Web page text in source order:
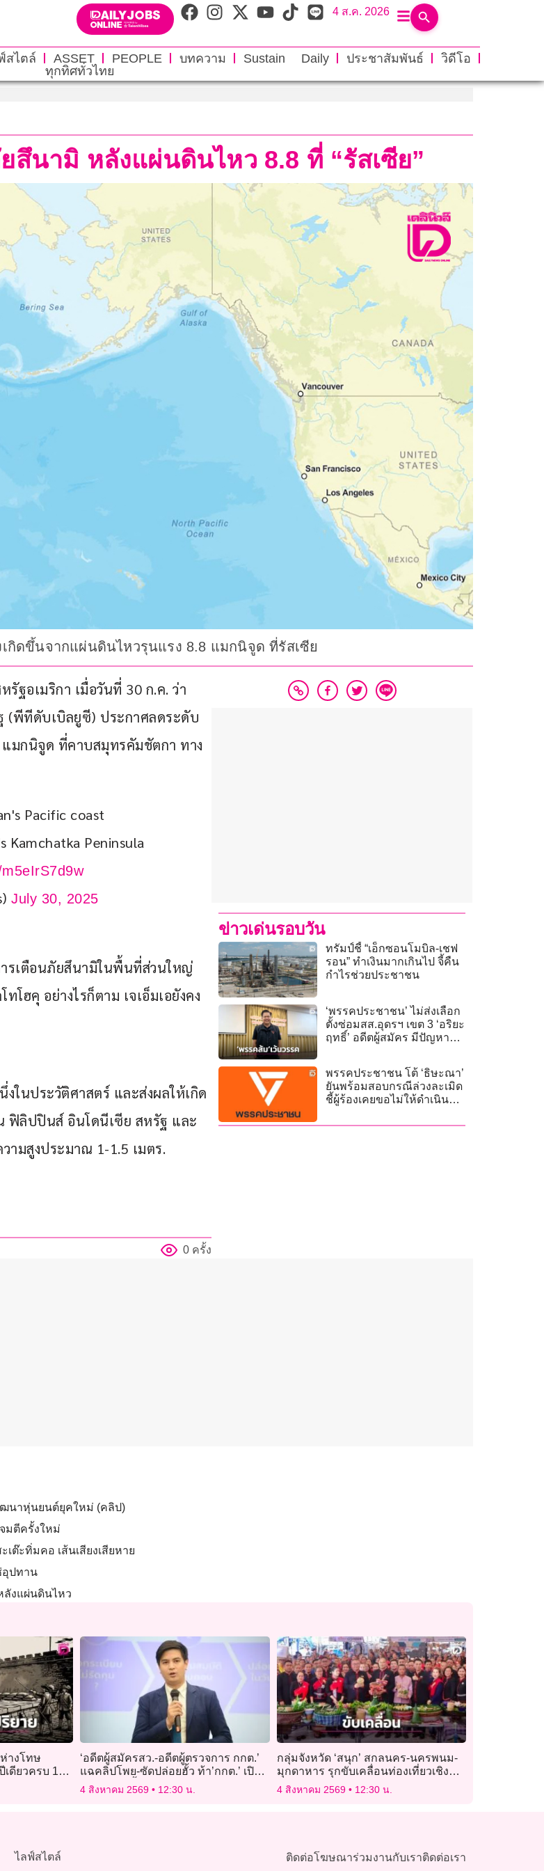
4 ส.ค. 2026
สไตล์ ASSET PEOPLE บทความ Sustain Daily ประชาสัมพันธ์
วิดีโอ
ทุกทิศทั่วไทย
นามิ หลังแผ่นดินไหว 8.8 ที่ “รัสเซีย”
ดขึ้นจากแผ่นดินไหวรุนแรง 8.8 แมกนิจูด ที่รัสเซีย
รัฐอเมริกา เมื่อวันที่ 30 ก.ค. ว่า
(พีทีดับเบิลยูซี) ประกาศลดระดับ
มกนิจูด ที่คาบสมุทรคัมชัตกา ทาง
Pacific coast
Kamchatka Peninsula
July 30, 2025
รเตือนภัยสึนามิในพื้นที่ส่วนใหญ่
โฮคุ อย่างไรก็ตาม เจเอ็มเอยังคง
ในประวัติศาสตร์ และส่งผลให้เกิด
ฟิลิปปินส์ อินโดนีเซีย สหรัฐ และ
ามสูงประมาณ 1-1.5 เมตร.
0 ครั้ง
ข่าวเด่นรอบวัน
ทรัมป์ชี้ “เอ็กซอนโมบิล-เชฟ
รอน” ทำเงินมากเกินไป จี้คืน
กำไรช่วยประชาชน
‘พรรคประชาชน’ ไม่ส่งเลือก
ตั้งซ่อมสส.อุดรฯ เขต 3 ‘อริยะ
ฤทธิ์’ อดีตผู้สมัคร มีปัญหา
พรรคประชาชน โต้ ‘ธิษะณา’
ยันพร้อมสอบกรณีล่วงละเมิด
ชี้ผู้ร้องเคยขอไม่ให้ดำเนิน
ฒนาหุ่นยนต์ยุคใหม่ (คลิป)
มตีครั้งใหม่
เต๊ะทิ่มคอ เส้นเสียงเสียหาย
อุปทาน
ลังแผ่นดินไหว
ห่างโทษ
ดียวครบ 10
‘อดีตผู้สมัครสว.-อดีตผู้ตรวจการ กกต.’
แฉคลิปโพย-ซัดปล่อยฮั้ว ท้า’กกต.’ เปิด
หีบพิสูจน์ ชี้เข้าข่ายผิด’มาตรา157′
4 สิงหาคม 2569 12:30 น.
กลุ่มจังหวัด ‘สนุก’ สกลนคร-นครพนม-
มุกดาหาร รุกขับเคลื่อนท่องเที่ยวเชิง
วัฒนธรรม
4 สิงหาคม 2569 12:30 น.
ไลฟ์สไตล์ ติดต่อโฆษณาร่วมงานกับเราติดต่อเรา